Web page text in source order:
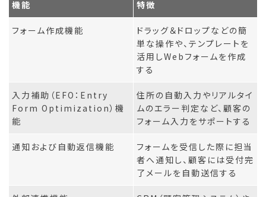
機能 特徴
フォーム作成機能
ドラッグ＆ドロップなどの簡
単な操作や、テンプレートを
活用しWebフォームを作成
する
入力補助（EFO：Entry
Form Optimization）機
能
住所の自動入力やリアルタイ
ムのエラー判定など、顧客の
フォーム入力をサポートする
通知および自動返信機能
フォームを受信した際に担当
者へ通知し、顧客には受付完
了メールを自動送信する